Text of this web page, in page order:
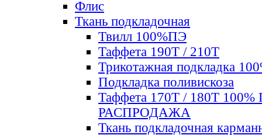
Флис
Ткань подкладочная
Твилл 100%ПЭ
Таффета 190Т / 210Т
Трикотажная подкладка
Подкладка поливискоза
Таффета 170Т / 180Т 100%
РАСПРОДАЖА
Ткань подкладочная